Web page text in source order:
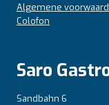
Algemene
Colofon
Saro
Sandbahn 6